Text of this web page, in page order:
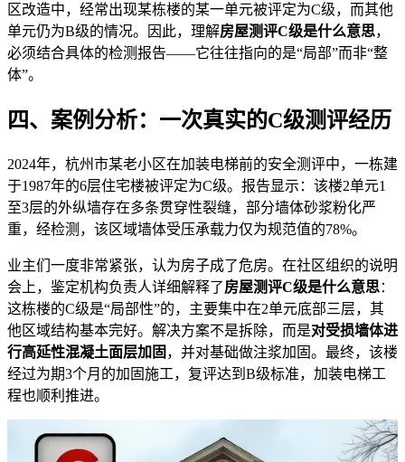
区改造中，经常出现某栋楼的某一单元被评定为C级，而其他
单元仍为B级的情况。因此，理解房屋测评C级是什么意思，
必须结合具体的检测报告——它往往指向的是“局部”而非“整
体”。
四、案例分析：一次真实的C级测评经历
2024年，杭州市某老小区在加装电梯前的安全测评中，一栋建
于1987年的6层住宅楼被评定为C级。报告显示：该楼2单元1
至3层的外纵墙存在多条贯穿性裂缝，部分墙体砂浆粉化严
重，经检测，该区域墙体受压承载力仅为规范值的78%。
业主们一度非常紧张，认为房子成了危房。在社区组织的说明
会上，鉴定机构负责人详细解释了房屋测评C级是什么意思：
这栋楼的C级是“局部性”的，主要集中在2单元底部三层，其
他区域结构基本完好。解决方案不是拆除，而是对受损墙体进
行高延性混凝土面层加固 ，并对基础做注浆加固。最终，该楼
经过为期3个月的加固施工，复评达到B级标准，加装电梯工
程也顺利推进。